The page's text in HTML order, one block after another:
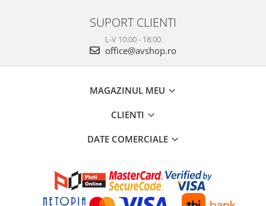
SUPORT CLIENTI
L-V 10:00 - 18:00
office@avshop.ro
MAGAZINUL MEU
CLIENTI
DATE COMERCIALE